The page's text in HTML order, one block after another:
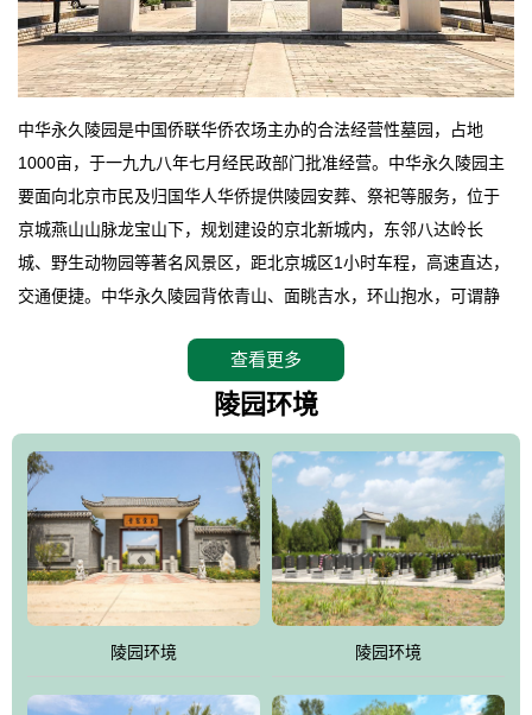
中华永久陵园是中国侨联华侨农场主办的合法经营性墓园，占地
1000亩，于一九九八年七月经民政部门批准经营。中华永久陵园主
要面向北京市民及归国华人华侨提供陵园安葬、祭祀等服务，位于
京城燕山山脉龙宝山下，规划建设的京北新城内，东邻八达岭长
城、野生动物园等著名风景区，距北京城区1小时车程，高速直达，
交通便捷。中华永久陵园背依青山、面眺吉水，环山抱水，可谓静
地。在总体设计上完全以中国传统文化作为前渠，由三条山脊环绕
而成，宛如一把太师椅，呈坐南朝北向，左青龙，右白虎，前朱
环绕挡住了外界的风吹，流动的生气遇到官厅的水又止住了，正好
符合山环水抱，藏风纳气的要求。中华永久陵园风景庄重典雅、气
势如宏，是华北地区最大的平川式墓园，陵园以皇家建筑风格为载
体吸取现代园林艺术之精华
查看更多
陵园环境
陵园环境 陵园环境